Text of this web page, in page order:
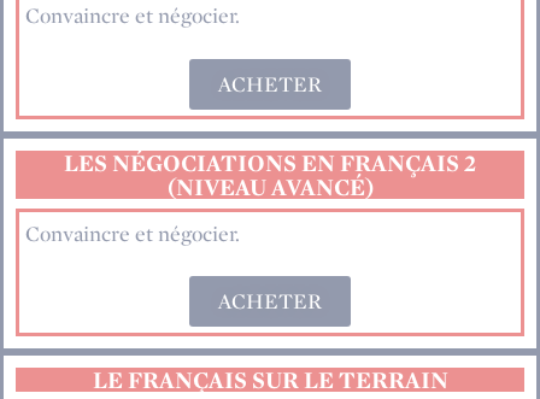
Convaincre et négocier.
ACHETER
LES NÉGOCIATIONS EN FRANÇAIS 2
(NIVEAU AVANCÉ)
Convaincre et négocier.
ACHETER
LE FRANÇAIS SUR LE TERRAIN